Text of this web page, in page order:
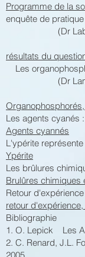
Programme de la
enquête de pratique
(Dr Labourey
résultats du
Les
(Dr Lambert C.
Les agents cyanés
Agents cyannés
L'ypérite
Ypérite
Les brûlures
Brulûres chimiques
Retour
retour
Bibliographie
1. O. Lepick Les
2. C. Renard, J.L.